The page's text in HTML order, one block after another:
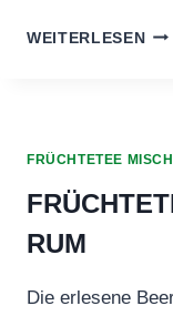
WEITERLESEN
FRÜCHTETEE
RUM
Die erlesene